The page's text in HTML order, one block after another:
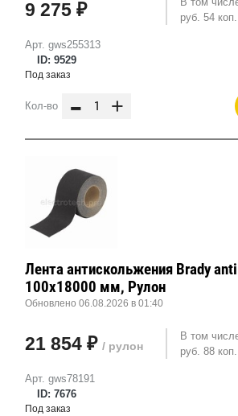
Арт. gws255313
ID: 9529
9 275 ₽
руб. 54 коп.
Под заказ
Кол-во - +
Арт. gws78191
ID: 7676
Лента антискольжения Brady
100x18000 мм, Рулон
Обновлено 06.08.2026 в 01:40
21 854 ₽ / рулон
В том
руб. 88 коп.
Под заказ